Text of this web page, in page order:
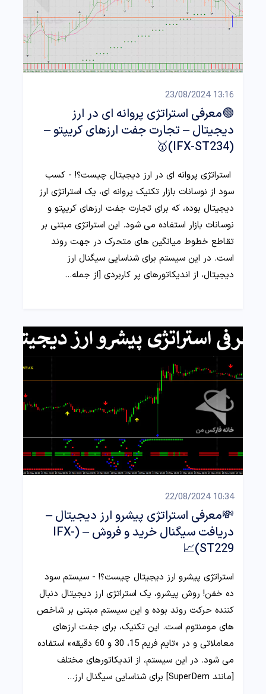
13:16 23/08/2024
🟢معرفی استراتژی پروانه ای در ارز
دیجیتال – تجارت جفت ارزهای کریپتو –
(IFX-ST234)🥇
استراتژی پروانه ای در ارز دیجیتال چیست؟! - کسب
سود از نوسانات بازار تکنیک پروانه ای، یک استراتژی ارز
دیجیتال بوده، که برای تجارت جفت ارزهای کریپتو و
نوسانات بازار استفاده می شود. این استراتژی مبتنی بر
تقاطع خطوط میانگین های متحرک در جهت روند
است. در این سیستم برای شناسایی سیگنال ارز
دیجیتال، از اندیکاتورهای پر کاربردی [از جمله…
10:34 22/08/2024
💸معرفی استراتژی پیشرو ارز دیجیتال –
دریافت سیگنال خرید و فروش – (IFX-
ST229)📈
استراتژی پیشرو ارز دیجیتال چیست؟! - سیستم سود
ده خفن! روش پیشرو، یک استراتژی ارز دیجیتال دنبال
کننده حرکت روند بوده و این سیستم مبتنی بر شاخص
های مومنتوم است. این تکنیک، برای جفت ارزهای
معاملاتی و در «تایم فریم 15، 30 و 60 دقیقه» استفاده
می شود. در این سیستم، از اندیکاتورهای مختلف
[مانند SuperDem] برای شناسایی سیگنال ارز…